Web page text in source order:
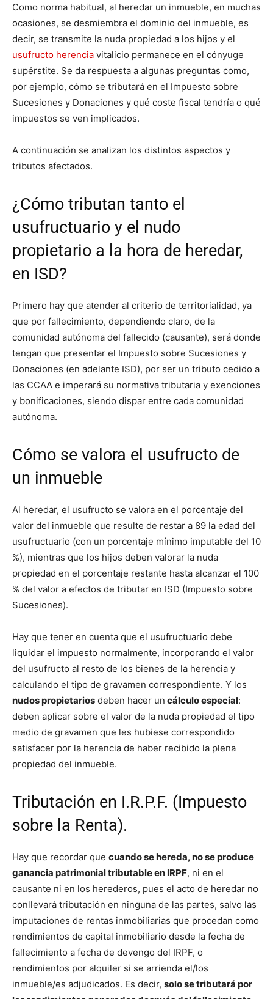
Como norma habitual, al heredar un inmueble, en muchas
ocasiones, se desmiembra el dominio del inmueble, es
decir, se transmite la nuda propiedad a los hijos y el
usufructo herencia vitalicio permanece en el cónyuge
supérstite. Se da respuesta a algunas preguntas como,
por ejemplo, cómo se tributará en el Impuesto sobre
Sucesiones y Donaciones y qué coste fiscal tendría o qué
impuestos se ven implicados.
A continuación se analizan los distintos aspectos y
tributos afectados.
¿Cómo tributan tanto el
usufructuario y el nudo
propietario a la hora de heredar,
en ISD?
Primero hay que atender al criterio de territorialidad, ya
que por fallecimiento, dependiendo claro, de la
comunidad autónoma del fallecido (causante), será donde
tengan que presentar el Impuesto sobre Sucesiones y
Donaciones (en adelante ISD), por ser un tributo cedido a
las CCAA e imperará su normativa tributaria y exenciones
y bonificaciones, siendo dispar entre cada comunidad
autónoma.
Cómo se valora el usufructo de
un inmueble
Al heredar, el usufructo se valora en el porcentaje del
valor del inmueble que resulte de restar a 89 la edad del
usufructuario (con un porcentaje mínimo imputable del 10
%), mientras que los hijos deben valorar la nuda
propiedad en el porcentaje restante hasta alcanzar el 100
% del valor a efectos de tributar en ISD (Impuesto sobre
Sucesiones).
Hay que tener en cuenta que el usufructuario debe
liquidar el impuesto normalmente, incorporando el valor
del usufructo al resto de los bienes de la herencia y
calculando el tipo de gravamen correspondiente. Y los
nudos propietarios deben hacer un cálculo especial:
deben aplicar sobre el valor de la nuda propiedad el tipo
medio de gravamen que les hubiese correspondido
satisfacer por la herencia de haber recibido la plena
propiedad del inmueble.
Tributación en I.R.P.F. (Impuesto
sobre la Renta).
Hay que recordar que cuando se hereda, no se produce
ganancia patrimonial tributable en IRPF, ni en el
causante ni en los herederos, pues el acto de heredar no
conllevará tributación en ninguna de las partes, salvo las
imputaciones de rentas inmobiliarias que procedan como
rendimientos de capital inmobiliario desde la fecha de
fallecimiento a fecha de devengo del IRPF, o
rendimientos por alquiler si se arrienda el/los
inmueble/es adjudicados. Es decir, solo se tributará por